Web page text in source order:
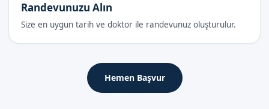
olan bakımı alması gerekir.
İyileşme Süreci
lazer sünnet sayesinde iyileşme süreci genellikle daha hızlıdır.
Randevunuzu Alın
Size en uygun tarih ve doktor ile randevunuz oluşturulur.
Hemen Başvur